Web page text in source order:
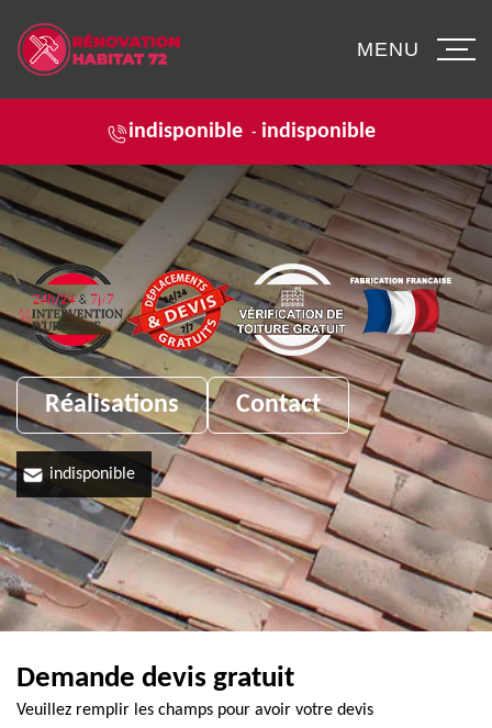
indisponible - indisponible
MENU
Réalisations Contact
indisponible
Demande devis gratuit
Veuillez remplir les champs pour avoir votre devis